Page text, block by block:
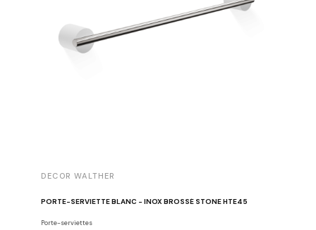
DECOR WALTHER
PORTE-SERVIETTE BLANC - INOX BROSSÉ STONE HTE45
Porte-serviettes